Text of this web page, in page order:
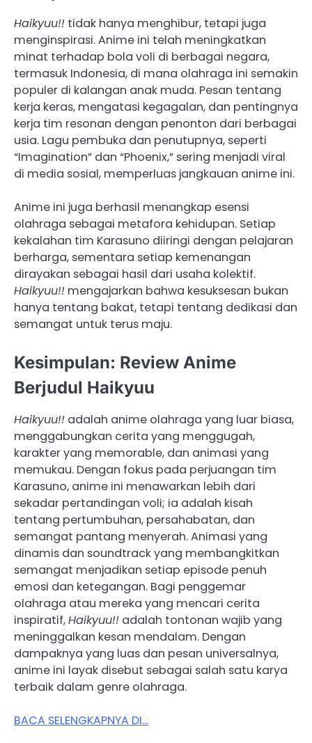
Haikyuu!! tidak hanya menghibur, tetapi juga
menginspirasi. Anime ini telah meningkatkan
minat terhadap bola voli di berbagai negara,
termasuk Indonesia, di mana olahraga ini semakin
populer di kalangan anak muda. Pesan tentang
kerja keras, mengatasi kegagalan, dan pentingnya
kerja tim resonan dengan penonton dari berbagai
usia. Lagu pembuka dan penutupnya, seperti
“Imagination” dan “Phoenix,” sering menjadi viral
di media sosial, memperluas jangkauan anime ini.
Anime ini juga berhasil menangkap esensi
olahraga sebagai metafora kehidupan. Setiap
kekalahan tim Karasuno diiringi dengan pelajaran
berharga, sementara setiap kemenangan
dirayakan sebagai hasil dari usaha kolektif.
Haikyuu!! mengajarkan bahwa kesuksesan bukan
hanya tentang bakat, tetapi tentang dedikasi dan
semangat untuk terus maju.
Kesimpulan: Review Anime
Berjudul Haikyuu
Haikyuu!! adalah anime olahraga yang luar biasa,
menggabungkan cerita yang menggugah,
karakter yang memorable, dan animasi yang
memukau. Dengan fokus pada perjuangan tim
Karasuno, anime ini menawarkan lebih dari
sekadar pertandingan voli; ia adalah kisah
tentang pertumbuhan, persahabatan, dan
semangat pantang menyerah. Animasi yang
dinamis dan soundtrack yang membangkitkan
semangat menjadikan setiap episode penuh
emosi dan ketegangan. Bagi penggemar
olahraga atau mereka yang mencari cerita
inspiratif,Haikyuu!! adalah tontonan wajib yang
meninggalkan kesan mendalam. Dengan
dampaknya yang luas dan pesan universalnya,
anime ini layak disebut sebagai salah satu karya
terbaik dalam genre olahraga.
BACA SELENGKAPNYA DI…